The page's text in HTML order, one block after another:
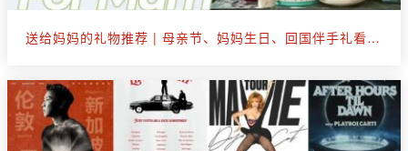
送给妈妈的礼物推荐 | 母亲节、妈妈生日、回国伴手礼看这篇就够了